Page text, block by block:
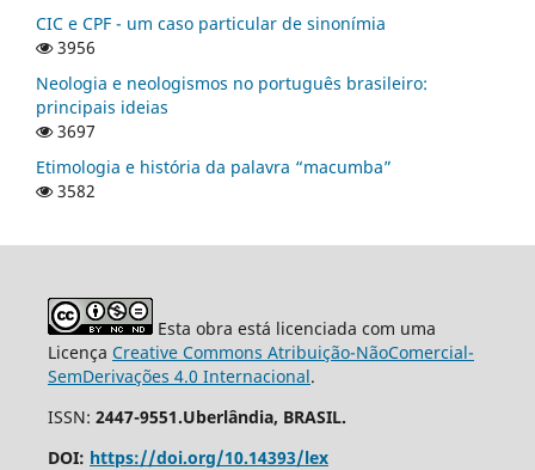
CIC e CPF - um caso particular de sinonímia
3956
Neologia e neologismos no português brasileiro:
principais ideias
3697
Etimologia e história da palavra “macumba”
3582
Esta obra está licenciada com uma
Licença Creative Commons Atribuição-NãoComercial-
SemDerivações 4.0 Internacional.
ISSN: 2447-9551.Uberlândia, BRASIL.
DOI: https://doi.org/10.14393/lex